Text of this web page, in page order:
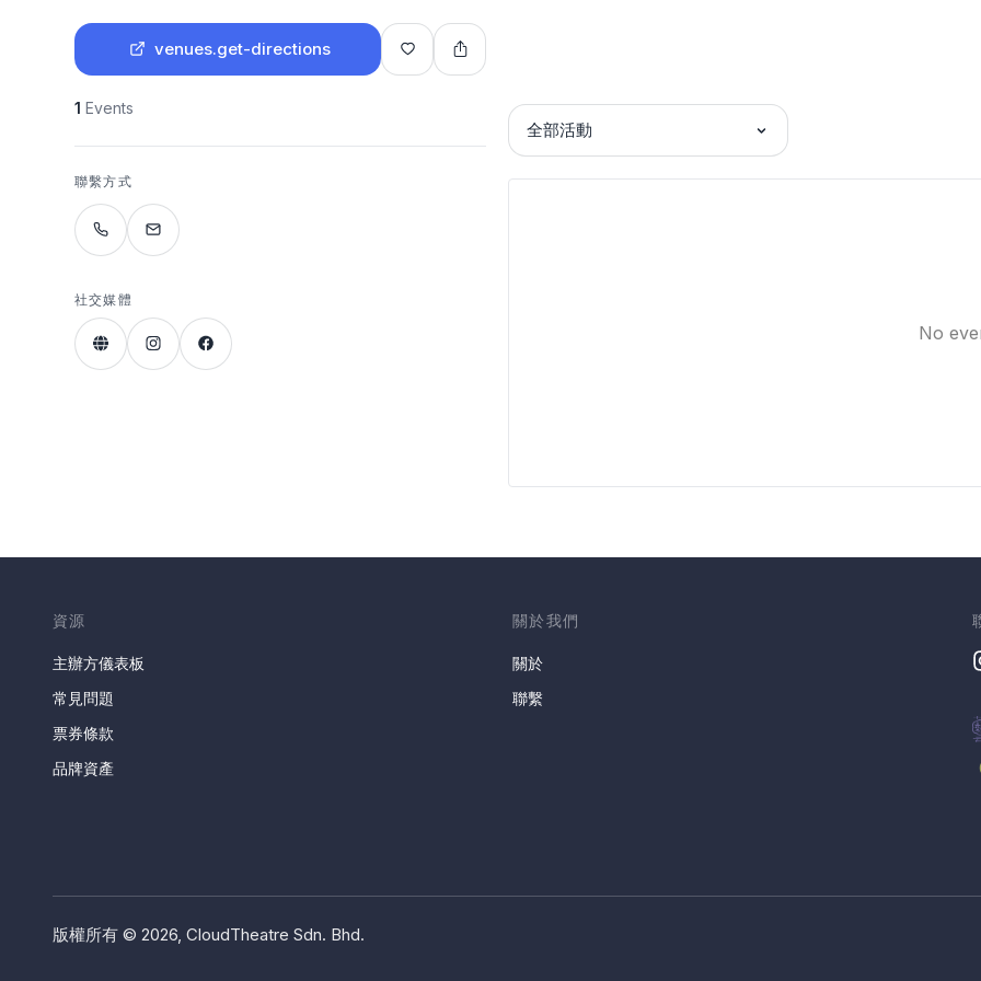
venues.get-directions
1 Events
聯繫方式
社交媒體
全部活動
No
資源
主辦方儀表板
常見問題
票券條款
品牌資產
關於我們
關於
聯繫
版權所有 © 2026, CloudTheatre Sdn. Bhd.